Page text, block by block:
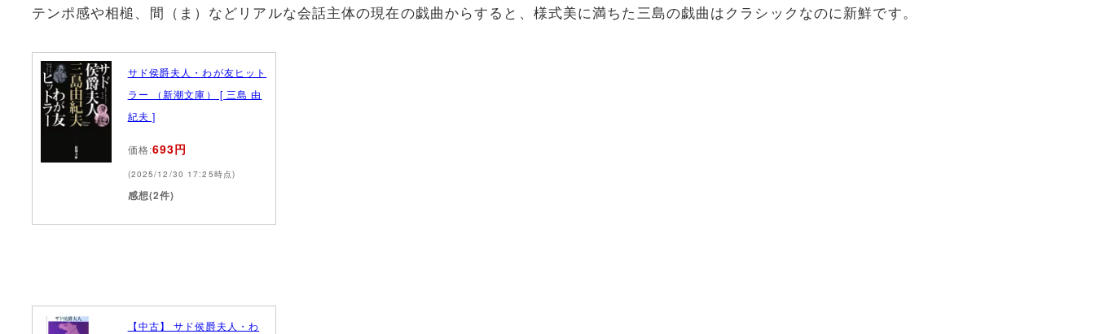
テンポ感や相槌、間（ま）などリアルな会話主体の現在の戯曲からすると、様式美に満ちた三島の戯曲はクラシックなのに新鮮です。
サド侯爵夫人・わが友ヒット
ラー （新潮文庫） [ 三島 由
紀夫 ]
価格:693円
(2025/12/30 17:25時点)
感想(2件)
【中古】 サド侯爵夫人・わ